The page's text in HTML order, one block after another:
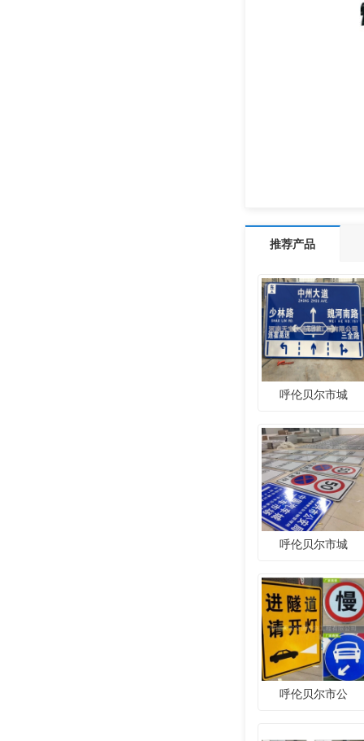
推荐产品
呼伦贝尔市城
呼伦贝尔市城
呼伦贝尔市公